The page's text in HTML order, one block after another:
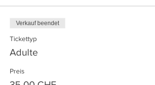
Verkauf beendet
Tickettyp
Adulte
Preis